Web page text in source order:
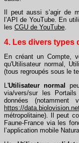
Il peut aussi s’agir de
l’API de YouTube. En
les CGU de YouTube.
4. Les divers types
En créant un Compte,
qu'Utilisateur normal,
(tous regroupés sous le
L'Utilisateur normal
via/vers/sur les
données (notamment
https://
métropolitaine). Il peut
Faune-France via les
l’application mobile